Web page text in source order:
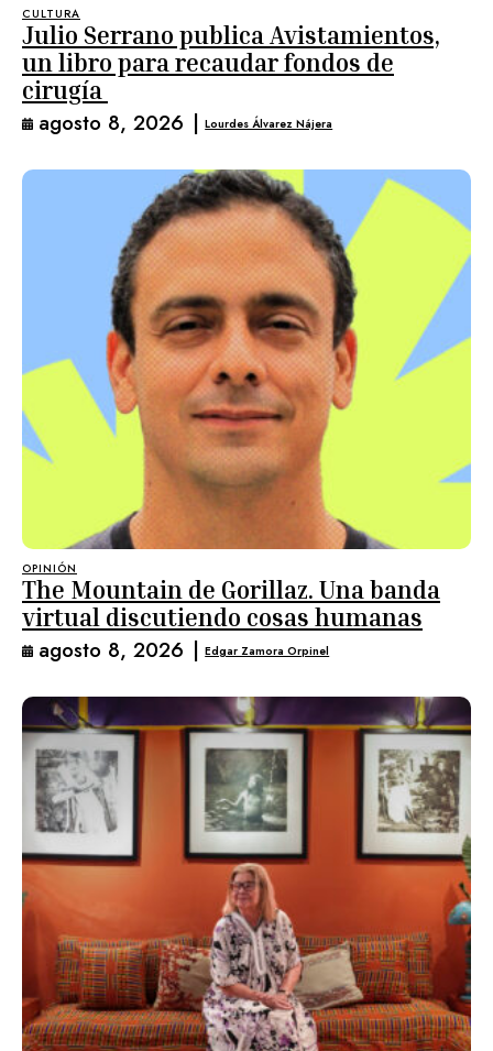
CULTURA
Julio Serrano publica Avistamientos,
un libro para recaudar fondos de
cirugía
agosto 8, 2026 | Lourdes Álvarez Nájera
OPINIÓN
The Mountain de Gorillaz. Una banda
virtual discutiendo cosas humanas
agosto 8, 2026 | Edgar Zamora Orpinel